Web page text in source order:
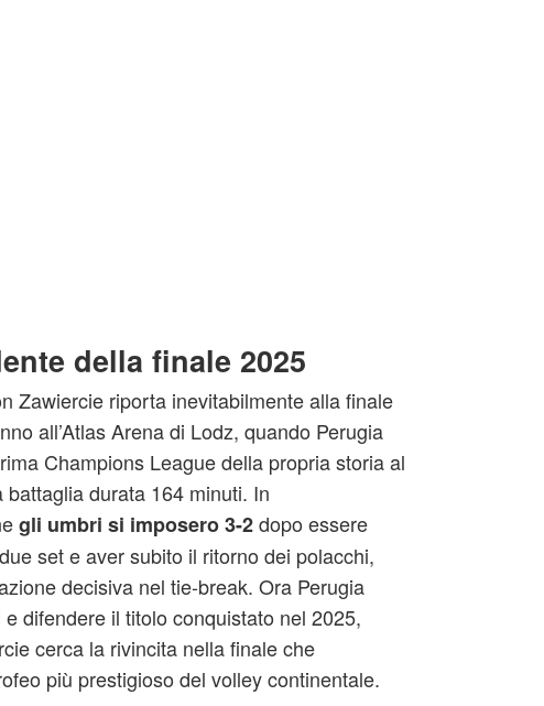
della finale 2025
Zawiercie riporta inevitabilmente alla finale
all’Atlas Arena di Lodz, quando Perugia
Champions League della propria storia al
battaglia durata 164 minuti. In
gli umbri si imposero 3-2dopo essere
set e aver subito il ritorno dei polacchi,
decisiva nel tie-break. Ora Perugia
difendere il titolo conquistato nel 2025,
cerca la rivincita nella finale che
più prestigioso del volley continentale.